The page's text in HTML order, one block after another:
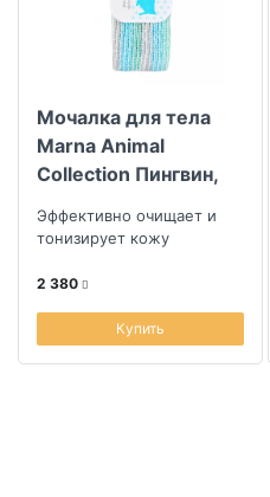
Мочалка для тела
Marna Animal
Collection Пингвин,
Эффективно очищает и
тонизирует кожу
2 380
Купить